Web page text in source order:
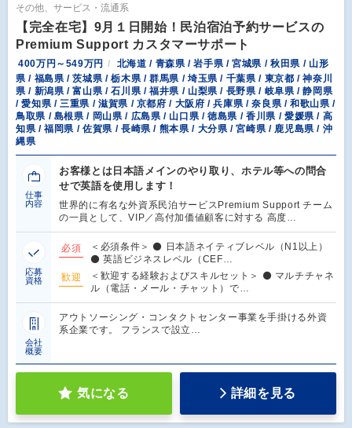
その他、サービス・流通系
【完全在宅】9月１日開始！民泊宿泊予約サービスの
Premium Support カスタマーサポート
400万円～549万円
北海道 / 青森県 / 岩手県 / 宮城県 / 秋田県 / 山形
県 / 福島県 / 茨城県 / 栃木県 / 群馬県 / 埼玉県 / 千葉県 / 東京都 / 神奈川
県 / 新潟県 / 富山県 / 石川県 / 福井県 / 山梨県 / 長野県 / 岐阜県 / 静岡県
/ 愛知県 / 三重県 / 滋賀県 / 京都府 / 大阪府 / 兵庫県 / 奈良県 / 和歌山県 /
鳥取県 / 島根県 / 岡山県 / 広島県 / 山口県 / 徳島県 / 香川県 / 愛媛県 / 高
知県 / 福岡県 / 佐賀県 / 長崎県 / 熊本県 / 大分県 / 宮崎県 / 鹿児島県 / 沖
縄県
仕事
内容
お客様とは日本語メインのやり取り、ホテル等への問合
せで英語を使用します！
世界的に有名な外資系民泊サービスPremium Support チーム
の一員として、VIP／高付加価値顧客に対する 高度…
応募
資格
必須
＜必須条件＞ ⚫ 日本語ネイティブレベル（N1以上）
⚫ 英語ビジネスレベル（CEF…
歓迎
＜歓迎する経験およびスキルセット＞ ⚫ マルチチャネ
ル（電話・メール・チャット）で…
会社
概要
アウトソーシング・コンタクトセンター事業を手掛ける外資
系企業です。 フランスで設立…
気になる 詳細を見る